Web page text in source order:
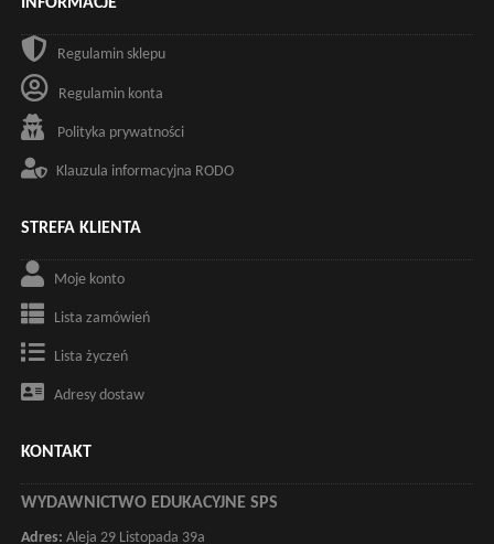
Regulamin sklepu
Regulamin konta
Polityka prywatności
Klauzula informacyjna RODO
STREFA KLIENTA
Moje konto
Lista zamówień
Lista życzeń
Adresy dostaw
KONTAKT
WYDAWNICTWO EDUKACYJNE SPS
Adres: Aleja 29 Listopada 39a